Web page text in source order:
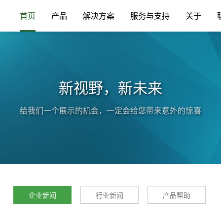
首页 产品 解决方案 服务与支持 关于
新视野，新未来
给我们一个展示的机会，一定会给您带来意外的惊喜
企业新闻 行业新闻 产品帮助